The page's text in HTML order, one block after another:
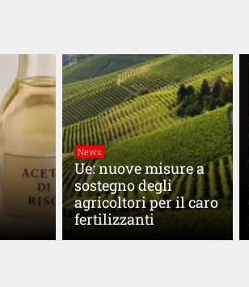
News
Ue: nuove misure a
sostegno degli
agricoltori per il caro
fertilizzanti